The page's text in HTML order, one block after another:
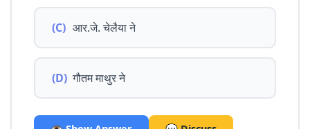
(C) आर.जे. चेलैया ने
(D) गौतम माथुर ने